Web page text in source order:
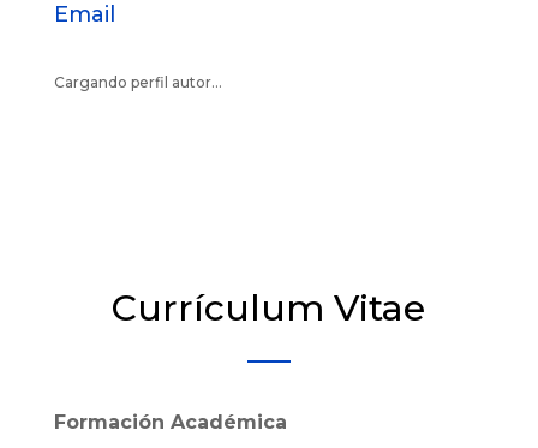
Email
Cargando perfil autor...
Currículum Vitae
Formación Académica